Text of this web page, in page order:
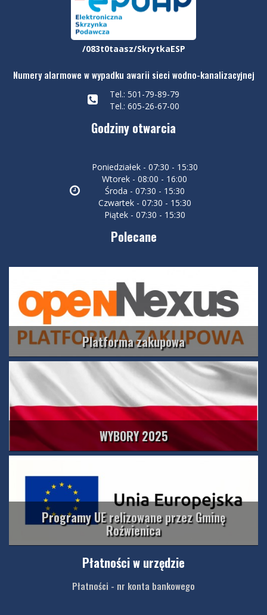
/083t0taasz/SkrytkaESP
Numery alarmowe w wypadku awarii sieci wodno-kanalizacyjnej
Tel.: 501-79-89-79
Tel.: 605-26-67-00
Godziny otwarcia
Poniedziałek - 07:30 - 15:30
Wtorek - 08:00 - 16:00
Środa - 07:30 - 15:30
Czwartek - 07:30 - 15:30
Piątek - 07:30 - 15:30
Polecane
Platforma zakupowa
WYBORY 2025
Programy UE relizowane przez Gminę
Roźwienica
Płatności w urzędzie
Płatności - nr konta bankowego